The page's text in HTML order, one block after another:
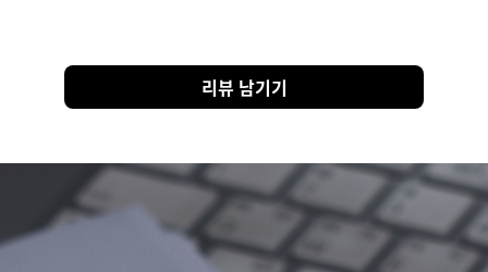
리뷰 남기기